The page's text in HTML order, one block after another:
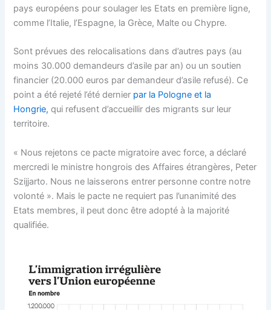
pays européens pour soulager les Etats en première ligne,
comme l’Italie, l’Espagne, la Grèce, Malte ou Chypre.
Sont prévues des relocalisations dans d’autres pays (au
moins 30.000 demandeurs d’asile par an) ou un soutien
financier (20.000 euros par demandeur d’asile refusé). Ce
point a été rejeté l’été dernier par la Pologne et la
Hongrie, qui refusent d’accueillir des migrants sur leur
territoire.
« Nous rejetons ce pacte migratoire avec force, a déclaré
mercredi le ministre hongrois des Affaires étrangères, Peter
Szijjarto. Nous ne laisserons entrer personne contre notre
volonté ». Mais le pacte ne requiert pas l’unanimité des
Etats membres, il peut donc être adopté à la majorité
qualifiée.